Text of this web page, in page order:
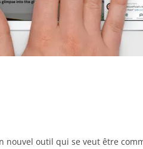
nouvel outil qui se veut être